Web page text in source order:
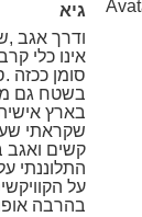
גיא
ודרך אגב
אינו כלי
סומן ככזה
בשטח גם
בארץ
שקראתי
קשים ואגב
התלוננתי
על
בהרבה